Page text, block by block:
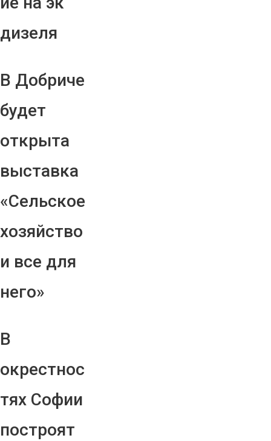
дизеля
В Добриче
будет
открыта
выставка
«Сельское
хозяйство
и все для
него»
В
окрестнос
тях Софии
построят